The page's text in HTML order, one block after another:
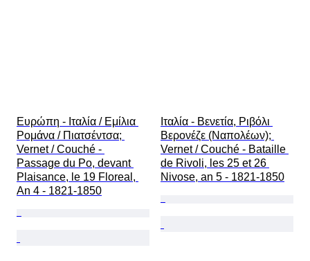
Ευρώπη - Ιταλία / Εμίλια
Ρομάνα / Πιατσέντσα;
Vernet / Couché -
Passage du Po, devant
Plaisance, le 19 Floreal,
An 4 - 1821-1850
Ιταλία - Βενετία, Ριβόλι
Βερονέζε (Ναπολέων);
Vernet / Couché - Bataille
de Rivoli, les 25 et 26
Nivose, an 5 - 1821-1850